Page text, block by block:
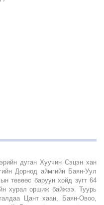
дуган Хуучин Сэцэн хан
Дорнод аймгийн Баян-Уул
төвөөс баруун хойд зүгт 64
хурал оршиж байжээ. Туурь
Цант хаан, Баян-Овоо,